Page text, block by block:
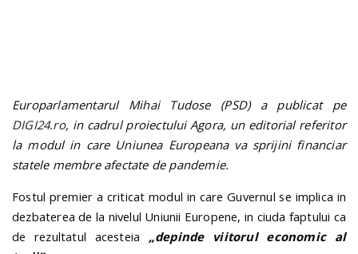
Europarlamentarul Mihai Tudose (PSD) a publicat pe
DIGI24.ro, in cadrul proiectului Agora, un editorial referitor
la modul in care Uniunea Europeana va sprijini financiar
statele membre afectate de pandemie.
Fostul premier a criticat modul in care Guvernul se implica in
dezbaterea de la nivelul Uniunii Europene, in ciuda faptului ca
de rezultatul acesteia „depinde viitorul economic al